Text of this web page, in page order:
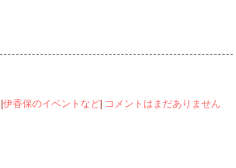
伊香保のイベントなど コメントはまだありません